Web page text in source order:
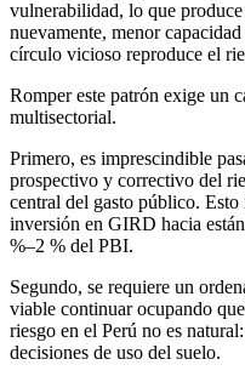
vulnerabilidad, lo que
nuevamente, menor
círculo vicioso reproduce el
Romper este patrón exige un
multisectorial.
Primero, es imprescindible
prospectivo y correctivo del
central del gasto público.
inversión en GIRD hacia
%–2 % del PBI.
Segundo, se requiere un
viable continuar ocupando
riesgo en el Perú no es
decisiones de uso del suelo.